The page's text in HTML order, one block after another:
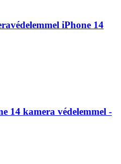
iPhone 14
14 kamera védelemmel -